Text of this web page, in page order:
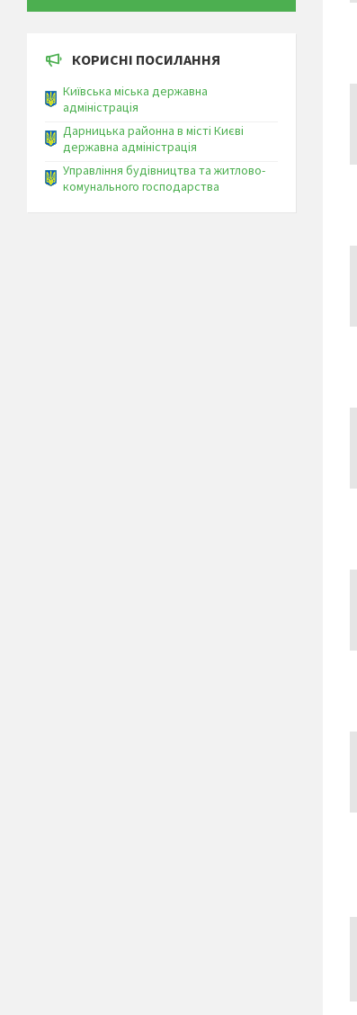
КОРИСНІ ПОСИЛАННЯ
Київська міська державна
адміністрація
Дарницька районна в місті Києві
державна адміністрація
Управління будівництва та житлово-
комунального господарства